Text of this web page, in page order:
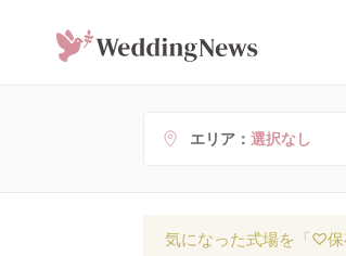
エリア 選択なし
気になった式場を「♡保